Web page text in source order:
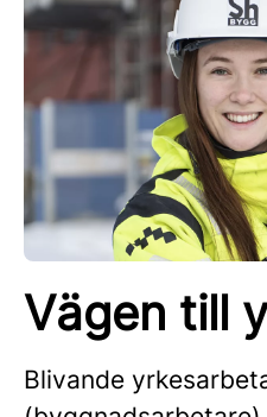
Vägen till
Blivande